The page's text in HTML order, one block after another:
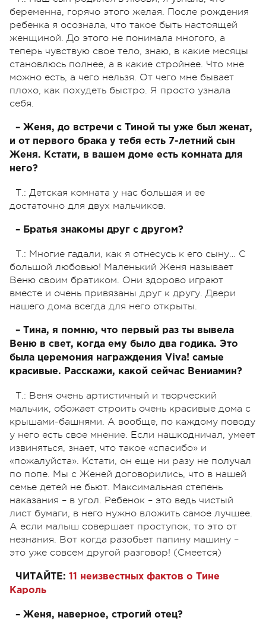
беременна, горячо этого желая. После рождения
ребенка я осознала, что такое быть настоящей
женщиной. До этого не понимала многого, а
теперь чувствую свое тело, знаю, в какие месяцы
становлюсь полнее, а в какие стройнее. Что мне
можно есть, а чего нельзя. От чего мне бывает
плохо, как похудеть быстро. Я просто узнала
себя.
– Женя, до встречи с Тиной ты уже был женат,
и от первого брака у тебя есть 7-летний сын
Женя. Кстати, в вашем доме есть комната для
него?
Т.: Детская комната у нас большая и ее
достаточно для двух мальчиков.
– Братья знакомы друг с другом?
Т.: Многие гадали, как я отнесусь к его сыну… С
большой любовью! Маленький Женя называет
Веню своим братиком. Они здорово играют
вместе и очень привязаны друг к другу. Двери
нашего дома всегда для него открыты.
– Тина, я помню, что первый раз ты вывела
Веню в свет, когда ему было два годика. Это
была церемония награждения Viva! самые
красивые. Расскажи, какой сейчас Вениамин?
Т.: Веня очень артистичный и творческий
мальчик, обожает строить очень красивые дома с
крышами-башнями. А вообще, по каждому поводу
у него есть свое мнение. Если нашкодничал, умеет
извиняться, знает, что такое «спасибо» и
«пожалуйста». Кстати, он еще ни разу не получал
по попе. Мы с Женей договорились, что в нашей
семье детей не бьют. Максимальная степень
наказания – в угол. Ребенок – это ведь чистый
лист бумаги, в него нужно вложить самое лучшее.
А если малыш совершает проступок, то это от
незнания. Вот когда разобьет папину машину –
это уже совсем другой разговор! (Смеется)
ЧИТАЙТЕ: 11 неизвестных фактов о Тине
Кароль
– Женя, наверное, строгий отец?